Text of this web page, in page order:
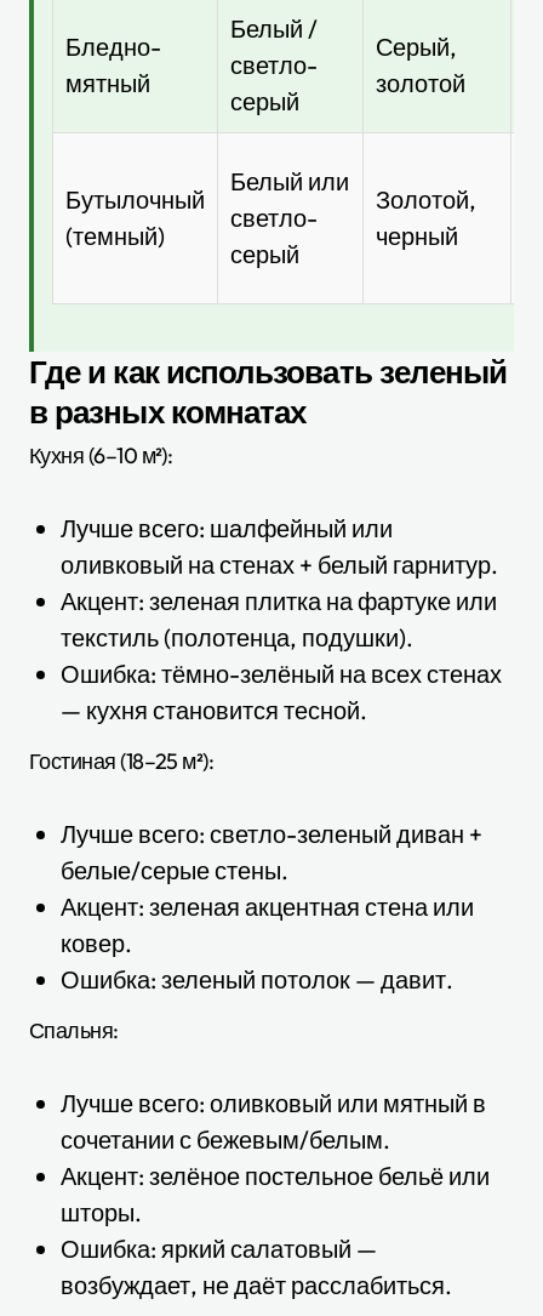
Бледно-
мятный
Белый /
светло-
серый
Серый,
золотой
Бутылочный
(темный)
Белый или
светло-
серый
Золотой,
черный
Где и как использовать зеленый
в разных комнатах
Кухня (6–10 м²):
Лучше всего: шалфейный или
оливковый на стенах + белый гарнитур.
Акцент: зеленая плитка на фартуке или
текстиль (полотенца, подушки).
Ошибка: тёмно-зелёный на всех стенах
— кухня становится тесной.
Гостиная (18–25 м²):
Лучше всего: светло-зеленый диван +
белые/серые стены.
Акцент: зеленая акцентная стена или
ковер.
Ошибка: зеленый потолок — давит.
Спальня:
Лучше всего: оливковый или мятный в
сочетании с бежевым/белым.
Акцент: зелёное постельное бельё или
шторы.
Ошибка: яркий салатовый —
возбуждает, не даёт расслабиться.